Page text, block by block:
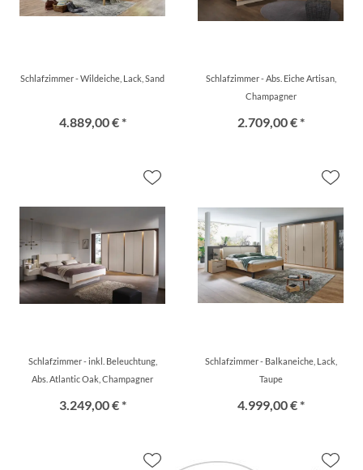
Schlafzimmer - Wildeiche, Lack, Sand
4.889,00 € *
Schlafzimmer - Abs. Eiche Artisan,
Champagner
2.709,00 € *
Schlafzimmer - inkl. Beleuchtung,
Abs. Atlantic Oak, Champagner
3.249,00 € *
Schlafzimmer - Balkaneiche, Lack,
Taupe
4.999,00 € *